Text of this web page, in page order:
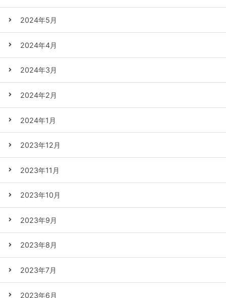
2024年5月
2024年4月
2024年3月
2024年2月
2024年1月
2023年12月
2023年11月
2023年10月
2023年9月
2023年8月
2023年7月
2023年6月